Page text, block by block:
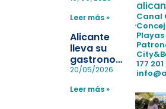
la
pérdida de niños
en las
playas y
realiza con
éxito un
simulacro de
Leer más »
Alicante
lleva su
gastronomía
a Madrid
reforzar el
20/05/2026
Leer más »
Canal
177 201